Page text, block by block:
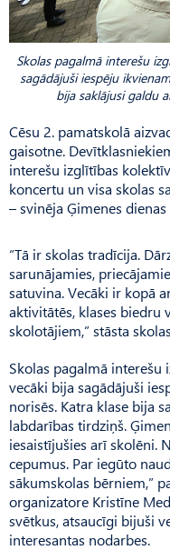
Skolas pagalmā interešu
sagādājuši iespēju
bija saklājusi galdu
Cēsu 2. pamatskolā
gaisotne.
interešu izglītības
koncertu un visa skolas
– svinēja Ģimenes
“Tā ir skolas tradīcija.
sarunājamies,
satuvina. Vecāki ir kopā
aktivitātēs, klases biedru
skolotājiem,” stāsta
Skolas pagalmā
vecāki bija sagādājuši
norisēs. Katra klase bija
labdarības tirdziņš.
iesaistījušies arī skolēni.
cepumus. Par iegūto
sākumskolas bērniem,”
organizatore Kris­tīne
svētkus, atsaucīgi bijuši
interesantas nodarbes.